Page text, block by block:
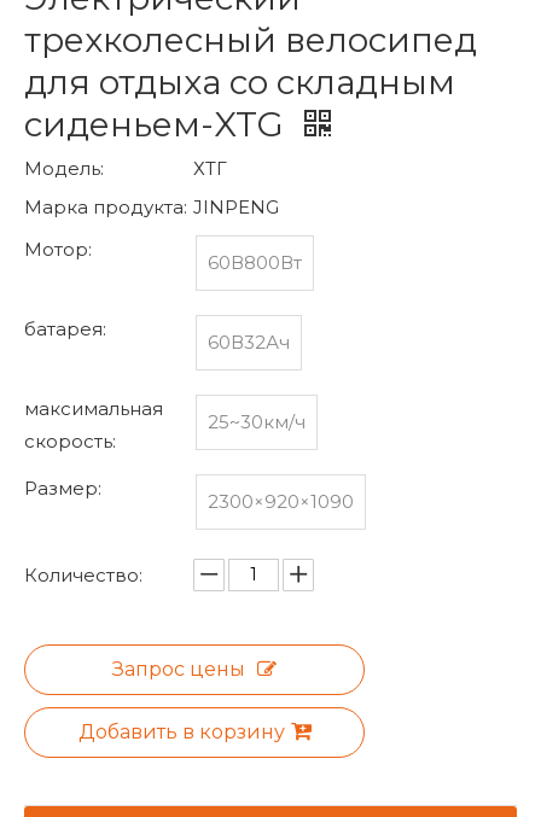
трехколесный велосипед
для отдыха со складным
сиденьем-XTG
Модель:
ХТГ
Марка продукта: JINPENG
Мотор:
60В800Вт
батарея:
60В32Ач
максимальная
скорость:
25~30км/ч
Размер:
2300×920×1090
Количество:
Запрос цены
Добавить в корзину